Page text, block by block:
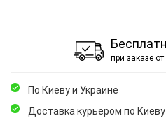
при заказе
По Киеву и Украине
Доставка курьером по